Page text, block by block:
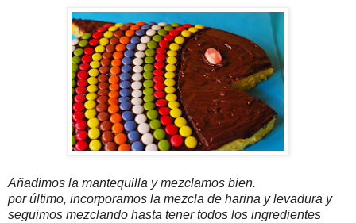
Añadimos la mantequilla y mezclamos bien.
por último, incorporamos la mezcla de harina y levadura y
seguimos mezclando hasta tener todos los ingredientes